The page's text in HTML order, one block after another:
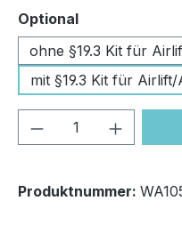
Optionalauswählen
ohne §19.3 Kit für
mit §19.3 Kit für
Produkt
Produktnummer: